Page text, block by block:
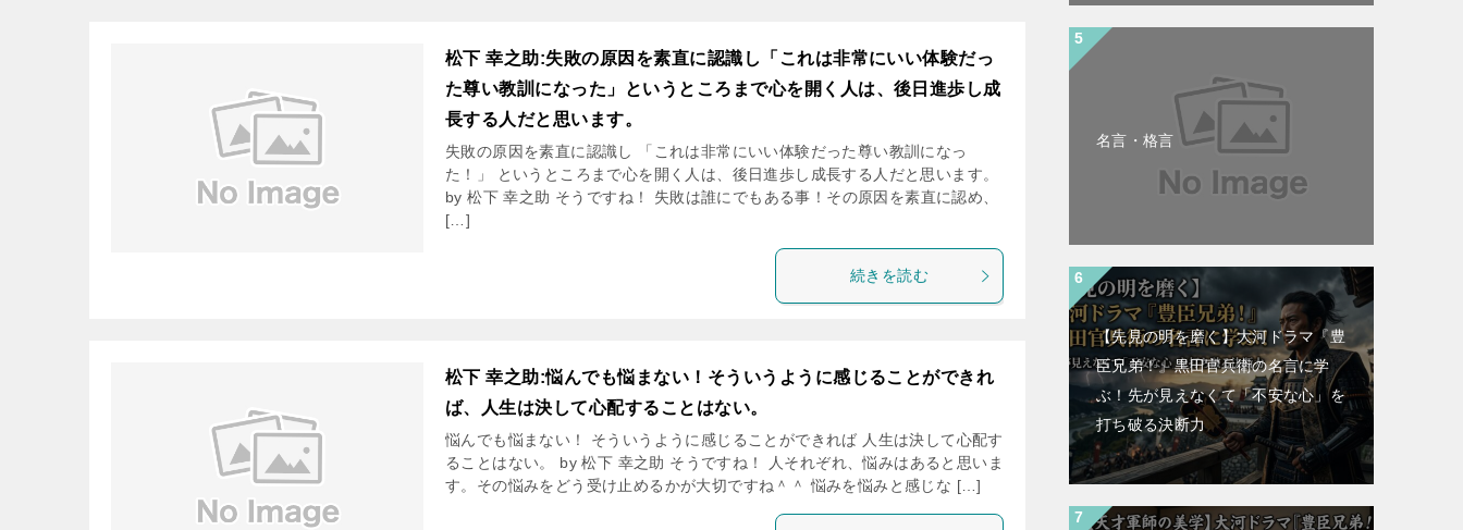
松下 幸之助:失敗の原因を素直に認識し「これは非常にいい体験だっ
た尊い教訓になった」というところまで心を開く人は、後日進歩し成
長する人だと思います。
失敗の原因を素直に認識し 「これは非常にいい体験だった尊い教訓になっ
た！」 というところまで心を開く人は、後日進歩し成長する人だと思います。
by 松下 幸之助 そうですね！ 失敗は誰にでもある事！その原因を素直に認め、
[…]
続きを読む
松下 幸之助:悩んでも悩まない！そういうように感じることができれ
ば、人生は決して心配することはない。
悩んでも悩まない！ そういうように感じることができれば 人生は決して心配す
ることはない。 by 松下 幸之助 そうですね！ 人それぞれ、悩みはあると思いま
す。その悩みをどう受け止めるかが大切ですね＾＾ 悩みを悩みと感じな […]
名言・格言
【先見の明を磨く】大河ドラマ『豊
臣兄弟！』黒田官兵衛の名言に学
ぶ！先が見えなくて「不安な心」を
打ち破る決断力